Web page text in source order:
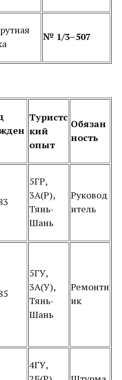
№ 1/3–507
Туристс
кий
опыт
Обязан
ность
5ГР,
3А(Р),
Тянь-
Шань
Руковод
итель
5ГУ,
3А(У),
Тянь-
Шань
Ремонтн
ик
4ГУ,